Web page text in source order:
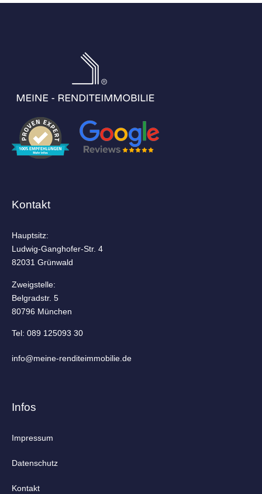
Kontakt
Hauptsitz:
Ludwig-Ganghofer-Str. 4
82031 Grünwald
Zweigstelle:
Belgradstr. 5
80796 München
Tel: 089 125093 30
info@­meine-renditeimmobilie.de
Infos
Impressum
Datenschutz
Kontakt